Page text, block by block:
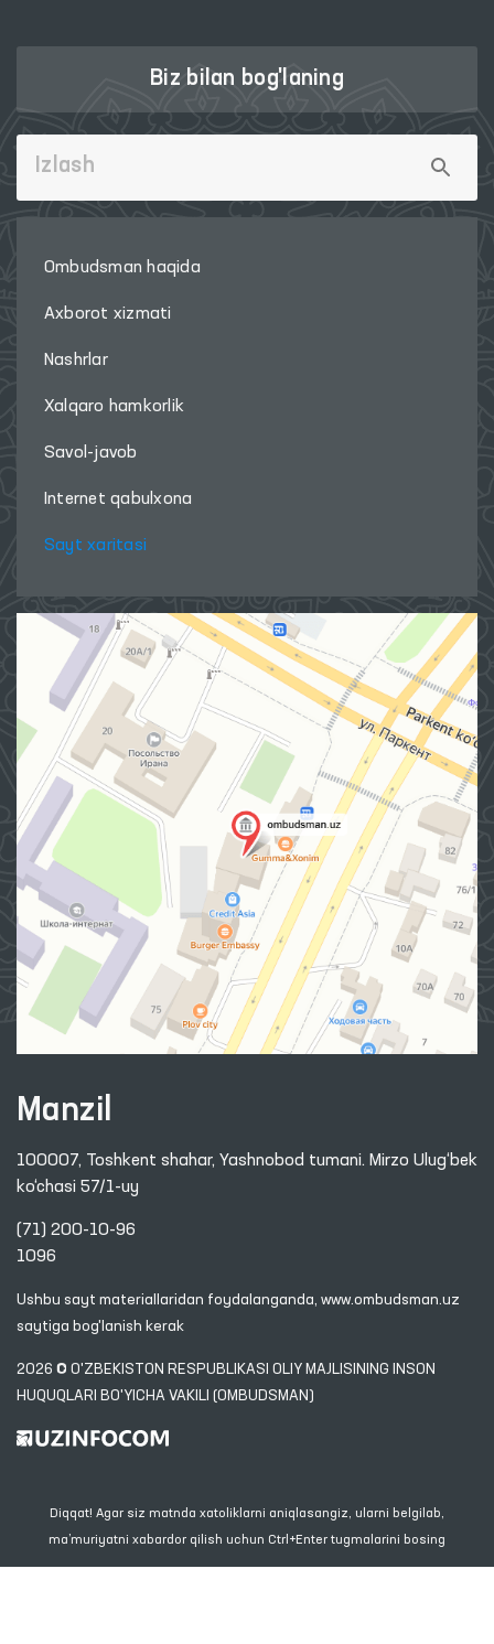
Biz bilan bog'laning
Ombudsman haqida
Axborot xizmati
Nashrlar
Xalqaro hamkorlik
Savol-javob
Internet qabulxona
Sayt xaritasi
Manzil
100007, Toshkent shahar, Yashnobod tumani. Mirzo Ulug‘bek
ko‘chasi 57/1-uy
(71) 200-10-96
1096
Ushbu sayt materiallaridan foydalanganda, www.ombudsman.uz
saytiga bog'lanish kerak
2026 © O'ZBEKISTON RESPUBLIKASI OLIY MAJLISINING INSON
HUQUQLARI BO'YICHA VAKILI (OMBUDSMAN)
Diqqat! Agar siz matnda xatoliklarni aniqlasangiz, ularni belgilab,
ma’muriyatni xabardor qilish uchun Ctrl+Enter tugmalarini bosing